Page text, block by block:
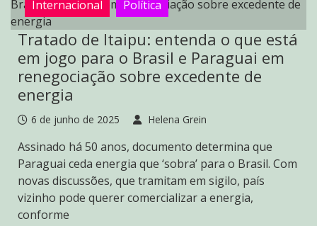
Internacional Política
Tratado de Itaipu: entenda o que está
em jogo para o Brasil e Paraguai em
renegociação sobre excedente de
energia
6 de junho de 2025 Helena Grein
Assinado há 50 anos, documento determina que
Paraguai ceda energia que ‘sobra’ para o Brasil. Com
novas discussões, que tramitam em sigilo, país
vizinho pode querer comercializar a energia,
conforme